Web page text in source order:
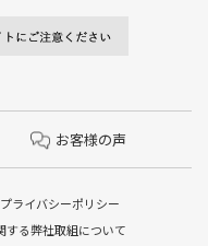
お客様の声
プライバシーポリシー
する弊社取組について